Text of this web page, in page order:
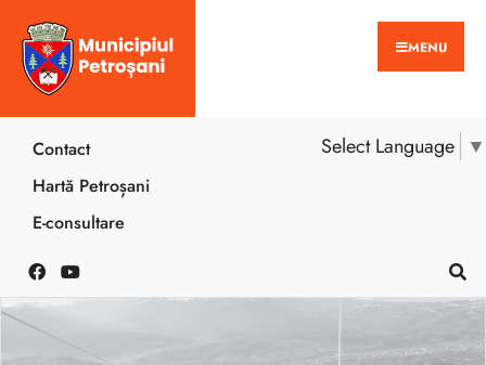
MENU
Select Language ▼
Contact
Hartă Petroșani
E-consultare